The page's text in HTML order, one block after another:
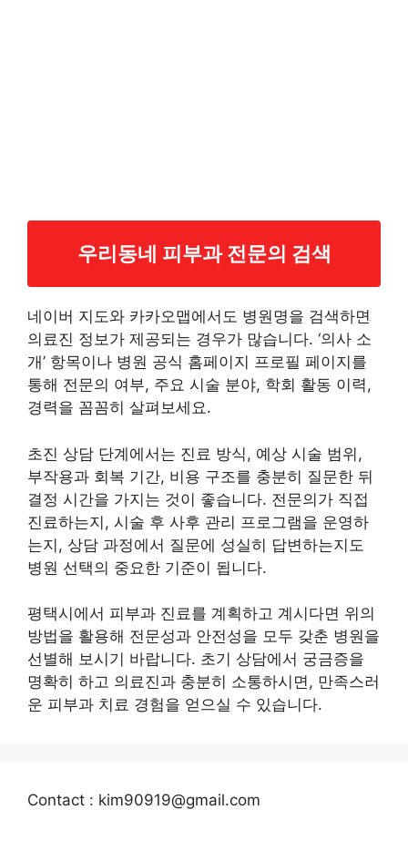
우리동네 피부과 전문의 검색
네이버 지도와 카카오맵에서도 병원명을 검색하면
의료진 정보가 제공되는 경우가 많습니다. ‘의사 소
개’ 항목이나 병원 공식 홈페이지 프로필 페이지를
통해 전문의 여부, 주요 시술 분야, 학회 활동 이력,
경력을 꼼꼼히 살펴보세요.
초진 상담 단계에서는 진료 방식, 예상 시술 범위,
부작용과 회복 기간, 비용 구조를 충분히 질문한 뒤
결정 시간을 가지는 것이 좋습니다. 전문의가 직접
진료하는지, 시술 후 사후 관리 프로그램을 운영하
는지, 상담 과정에서 질문에 성실히 답변하는지도
병원 선택의 중요한 기준이 됩니다.
평택시에서 피부과 진료를 계획하고 계시다면 위의
방법을 활용해 전문성과 안전성을 모두 갖춘 병원을
선별해 보시기 바랍니다. 초기 상담에서 궁금증을
명확히 하고 의료진과 충분히 소통하시면, 만족스러
운 피부과 치료 경험을 얻으실 수 있습니다.
Contact : kim90919@gmail.com